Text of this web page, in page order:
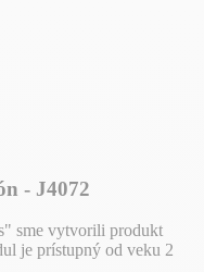
- J4072
sme vytvorili produkt
je prístupný od veku 2